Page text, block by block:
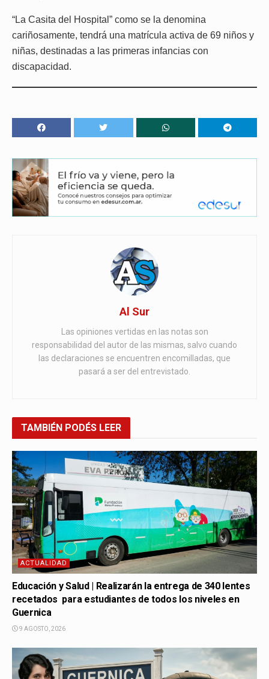
“La Casita del Hospital” como se la denomina
cariñosamente, tendrá una matrícula activa de 69 niños y
niñas, destinadas a las primeras infancias con
discapacidad.
Al Sur
Las opiniones vertidas en las notas son
responsabilidad del autor de las mismas, salvo cuando
las declaraciones se encuentren encomilladas, que
pasará a ser del entrevistado.
TAMBIÉN PODÉS LEER
ACTUALIDAD
Educación y Salud | Realizarán la entrega de 340 lentes
recetados para estudiantes de todos los niveles en
Guernica
9 AGOSTO, 2026